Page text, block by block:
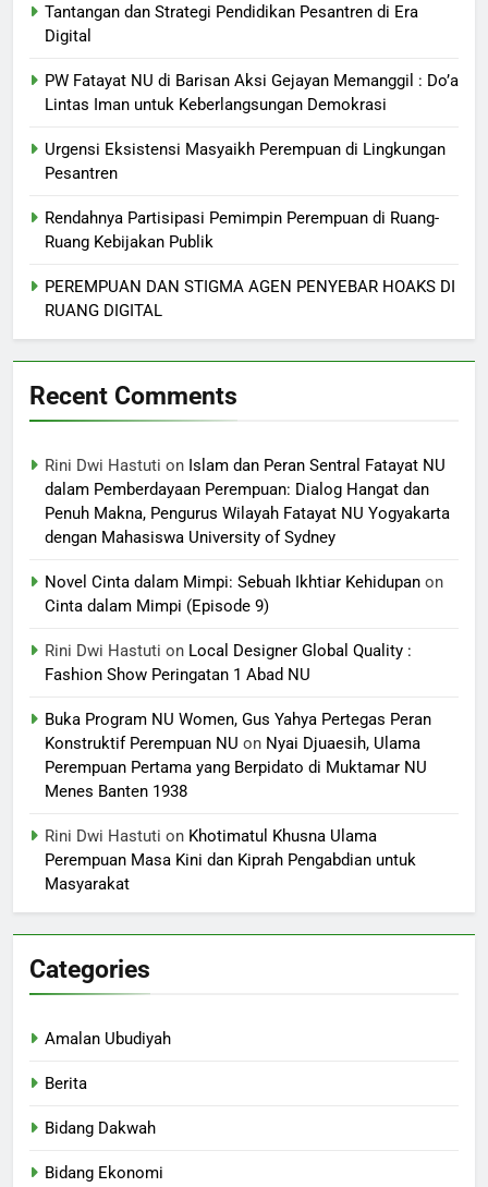
Tantangan dan Strategi Pendidikan Pesantren di Era
Digital
PW Fatayat NU di Barisan Aksi Gejayan Memanggil : Do’a
Lintas Iman untuk Keberlangsungan Demokrasi
Urgensi Eksistensi Masyaikh Perempuan di Lingkungan
Pesantren
Rendahnya Partisipasi Pemimpin Perempuan di Ruang-
Ruang Kebijakan Publik
PEREMPUAN DAN STIGMA AGEN PENYEBAR HOAKS DI
RUANG DIGITAL
Recent Comments
Rini Dwi Hastuti on Islam dan Peran Sentral Fatayat NU
dalam Pemberdayaan Perempuan: Dialog Hangat dan
Penuh Makna, Pengurus Wilayah Fatayat NU Yogyakarta
dengan Mahasiswa University of Sydney
Novel Cinta dalam Mimpi: Sebuah Ikhtiar Kehidupan on
Cinta dalam Mimpi (Episode 9)
Rini Dwi Hastuti on Local Designer Global Quality :
Fashion Show Peringatan 1 Abad NU
Buka Program NU Women, Gus Yahya Pertegas Peran
Konstruktif Perempuan NU on Nyai Djuaesih, Ulama
Perempuan Pertama yang Berpidato di Muktamar NU
Menes Banten 1938
Rini Dwi Hastuti on Khotimatul Khusna Ulama
Perempuan Masa Kini dan Kiprah Pengabdian untuk
Masyarakat
Categories
Amalan Ubudiyah
Berita
Bidang Dakwah
Bidang Ekonomi